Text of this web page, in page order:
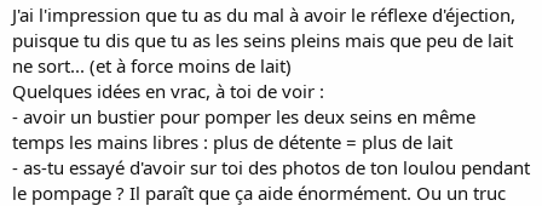
J'ai l'impression que tu as du mal à avoir le réflexe d'éjection,
puisque tu dis que tu as les seins pleins mais que peu de lait
ne sort... (et à force moins de lait)
Quelques idées en vrac, à toi de voir :
- avoir un bustier pour pomper les deux seins en même
temps les mains libres : plus de détente = plus de lait
- as-tu essayé d'avoir sur toi des photos de ton loulou pendant
le pompage ? Il paraît que ça aide énormément. Ou un truc